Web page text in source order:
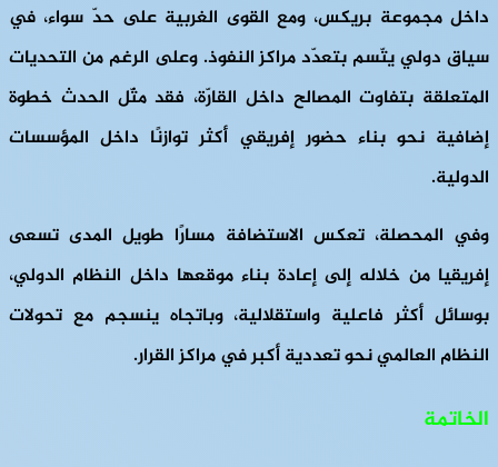
داخل مجموعة بريكس، ومع القوى الغربية على حدّ سواء، في
سياق دولي يتّسم بتعدّد مراكز النفوذ. وعلى الرغم من التحديات
المتعلقة بتفاوت المصالح داخل القارّة، فقد مثّل الحدث خطوة
إضافية نحو بناء حضور إفريقي أكثر توازنًا داخل المؤسسات
الدولية.
وفي المحصلة، تعكس الاستضافة مسارًا طويل المدى تسعى
إفريقيا من خلاله إلى إعادة بناء موقعها داخل النظام الدولي،
بوسائل أكثر فاعلية واستقلالية، وباتجاه ينسجم مع تحولات
النظام العالمي نحو تعددية أكبر في مراكز القرار.
الخاتمة